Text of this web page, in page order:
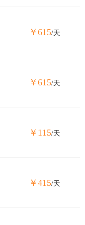
￥615/天
￥615/天
￥115/天
￥415/天